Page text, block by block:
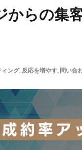
からの集
ング, 反応を増やす, 問い合